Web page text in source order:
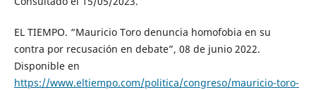
EL TIEMPO. “Mauricio Toro denuncia homofobia en su
contra por recusación en debate”, 08 de junio 2022.
Disponible en
https://www.eltiempo.com/politica/congreso/mauricio-toro-